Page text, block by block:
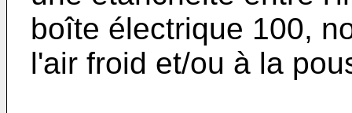
boîte électrique 100,
l'air froid et/ou à la